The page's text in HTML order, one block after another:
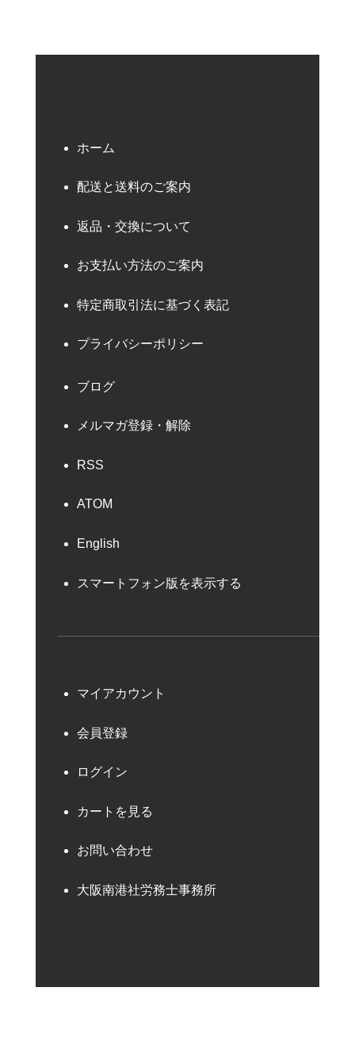
ホーム
配送と送料のご案内
返品・交換について
お支払い方法のご案内
特定商取引法に基づく表記
プライバシーポリシー
ブログ
メルマガ登録・解除
RSS
ATOM
English
スマートフォン版を表示する
マイアカウント
会員登録
ログイン
カートを見る
お問い合わせ
大阪南港社労務士事務所